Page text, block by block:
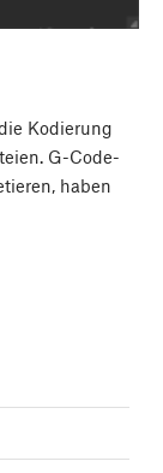
Kodierung
G-Code-
haben